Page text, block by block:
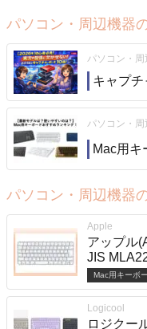
パソコン・周辺機器
パソコン・周
キャプチ
パソコン・周
Mac用キ
パソコン・周辺機器
Apple
アップル
JIS
Mac用キーボ
Logicool
ロジクー